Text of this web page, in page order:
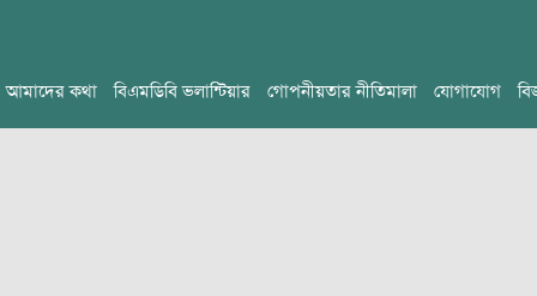
আমাদের কথা বিএমডিবি ভলান্টিয়ার গোপনীয়তার নীতিমালা যোগাযোগ